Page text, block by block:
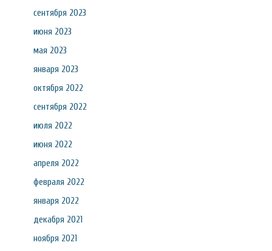
сентября 2023
июня 2023
мая 2023
января 2023
октября 2022
сентября 2022
июля 2022
июня 2022
апреля 2022
февраля 2022
января 2022
декабря 2021
ноября 2021